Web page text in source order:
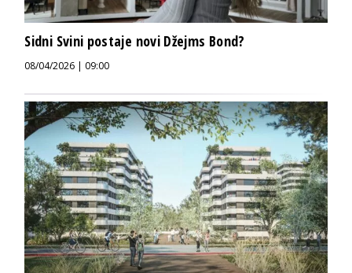
Sidni Svini postaje novi Džejms Bond?
08/04/2026 | 09:00